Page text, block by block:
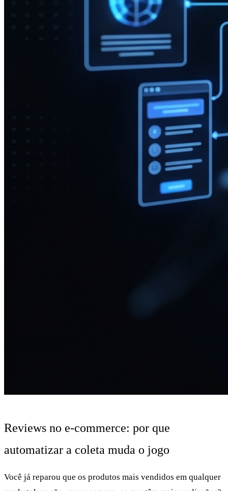
Reviews no e-commerce: por que
automatizar a coleta muda o jogo
Você já reparou que os produtos mais vendidos em qualquer